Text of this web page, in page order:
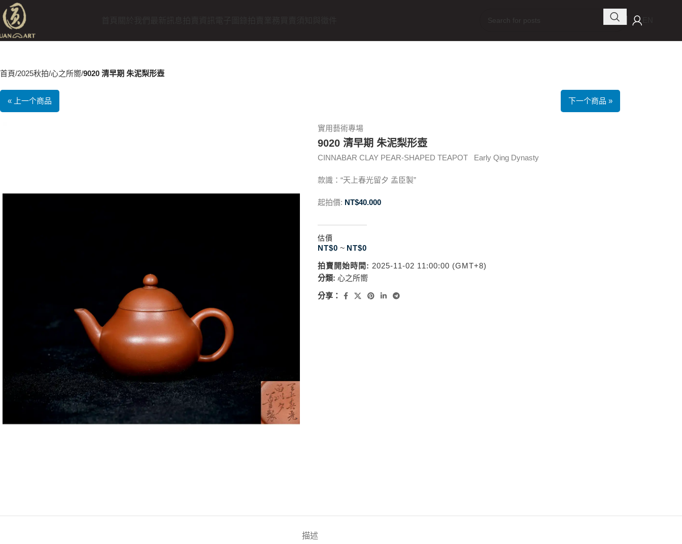
首頁 2025秋拍 心之所嚮 9020 清早期 朱泥梨形壺
« 上一个商品 下一个商品 »
實用藝術專場
9020 清早期 朱泥梨形壺
CINNABAR CLAY PEAR-SHAPED TEAPOT Early Qing Dynasty
款識：“天上春光留夕 孟臣製”
起拍價: NT$40.000
估價
NT$0 ~ NT$0
拍賣開始時間: 2025-11-02 11:00:00 (GMT+8)
分類: 心之所嚮
分享：
描述